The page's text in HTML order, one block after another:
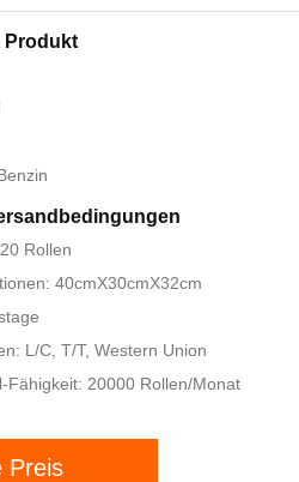
Produkt
Rollen
40cmX30cmX32cm
L/C, T/T, Western Union
Fähigkeit: 20000 Rollen/Monat
Preis